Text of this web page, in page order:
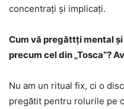
concentrați și implicați.
Cum vă pregăttți mental
precum cel din „Tosca”?
Nu am un ritual fix, ci o
pregătit pentru rolurile pe